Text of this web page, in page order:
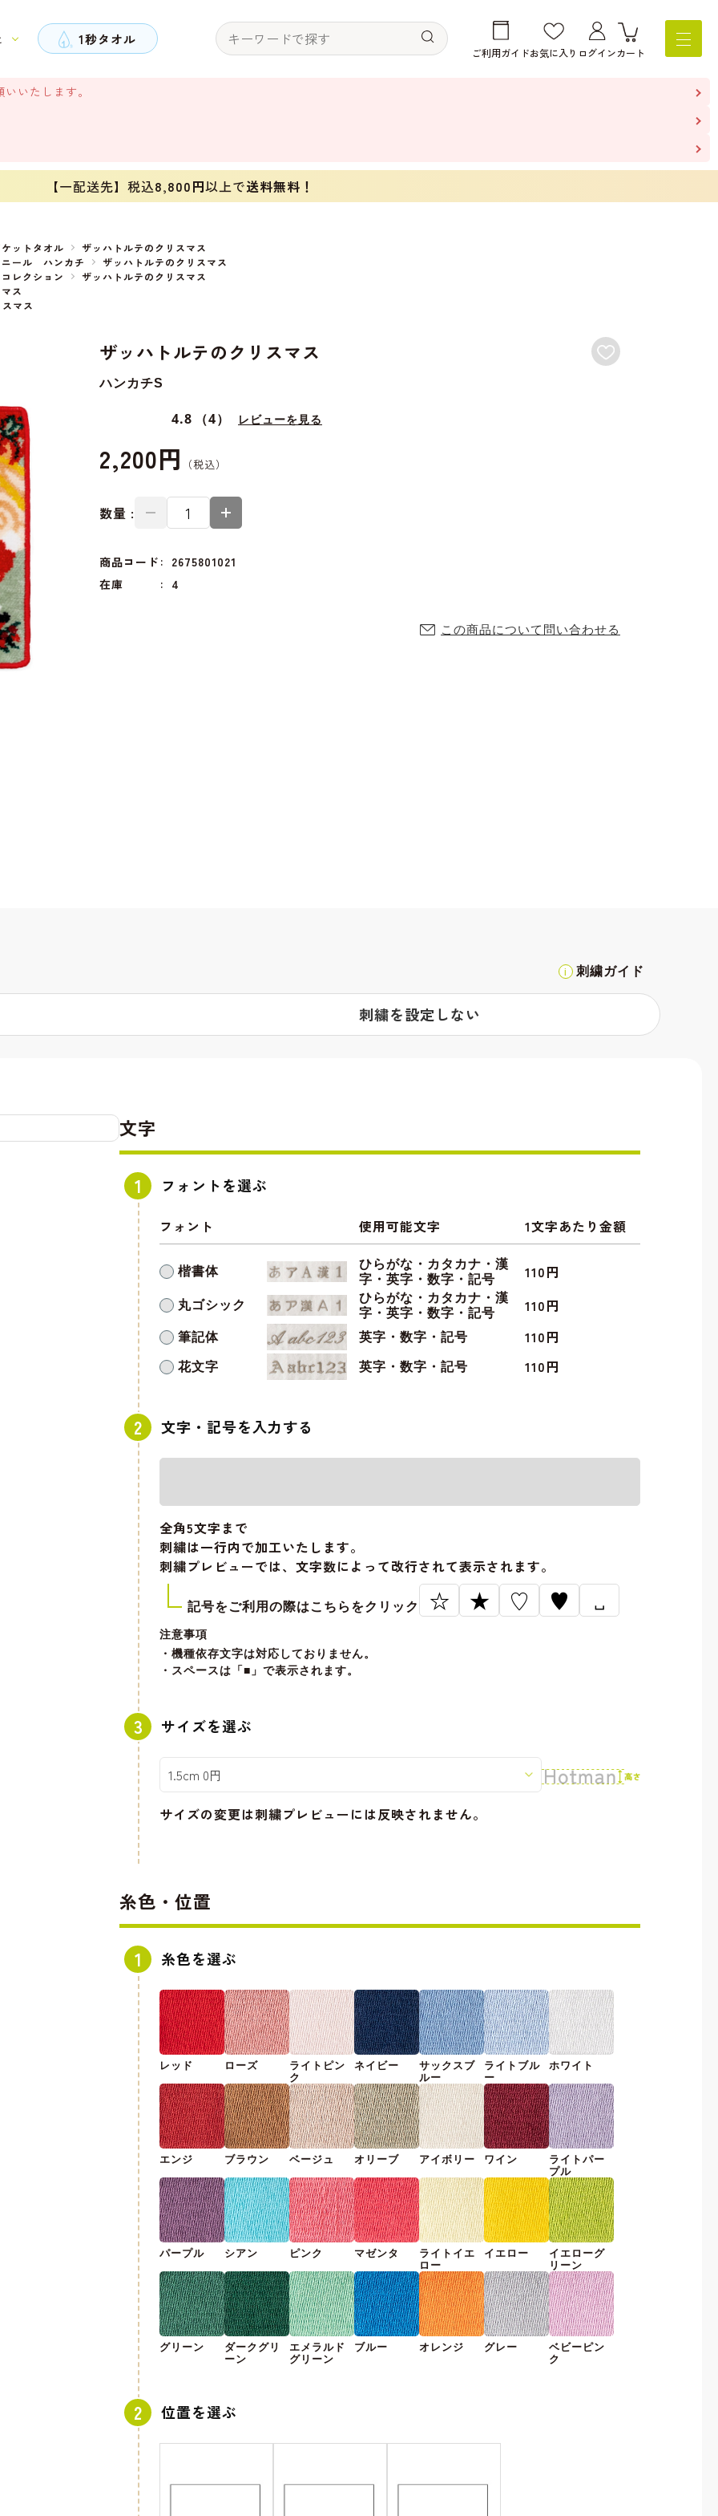
1秒タオル
ご利用ガイドお気に入り ログインカート
いたします。
【一配送先】税込8,800円以上で送料無料！
ットタオル
ザッハトルテのクリスマス
ニール ハンカチ
ザッハトルテのクリスマス
レクション
ザッハトルテのクリスマス
ス
マス
ザッハトルテのクリスマス
ハンカチS
4.8 （4） レビューを見る
2,200円
数量 :
商品コード
2675801021
在庫
4
この商品について問い合わせる
刺繍ガイド
刺繍を設定しない
文字
フォントを選ぶ
フォント 使用可能文字 1文字あたり金額
楷書体
ひらがな・カタカナ・漢
字・英字・数字・記号
110円
丸ゴシック
ひらがな・カタカナ・漢
字・英字・数字・記号
110円
筆記体 英字・数字・記号 110円
花文字 英字・数字・記号 110円
文字・記号を入力する
全角5文字 まで
刺繍は一行内で加工いたします。
刺繍プレビューでは、文字数によって改行されて表示されます。
記号をご利用の際はこちらをクリック ☆ ★ ♡ ♥ ␣
注意事項
・機種依存文字は対応しておりません。
・スペースは「■」で表示されます。
サイズを選ぶ
サイズの変更は刺繍プレビューには反映されません。
糸色・位置
糸色を選ぶ
レッド ローズ
ライトピン
ク
ネイビー
サックスブ
ルー
ライトブル
ー
ホワイト
エンジ ブラウン ベージュ オリーブ アイボリー ワイン
ライトパー
プル
パープル シアン ピンク マゼンタ
ライトイエ
ロー
イエロー
イエローグ
リーン
グリーン
ダークグリ
ーン
エメラルド
グリーン
ブルー オレンジ グレー
ベビーピン
ク
位置を選ぶ